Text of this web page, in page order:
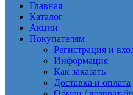
Главная
Каталог
Акции
Покупателям
Регистрация и
Информация
Как заказать
Доставка и оплата